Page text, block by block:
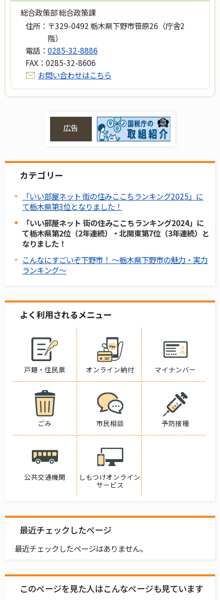
総合政策部 総合政策課
住所： 〒329-0492 栃木県下野市笹原26（庁舎2
階）
電話： 0285-32-8886
FAX： 0285-32-8606
お問い合わせはこちら
広告
カテゴリー
「いい部屋ネット 街の住みここちランキング2025」に
て栃木県第3位となりました！
「いい部屋ネット 街の住みここちランキング2024」に
て栃木県第2位（2年連続）・北関東第7位（3年連続）と
なりました！
こんなにすごいぞ下野市！ ～栃木県下野市の魅力・実力
ランキング～
よく利用されるメニュー
戸籍・住民票 オンライン納付 マイナンバー
ごみ 市民相談 予防接種
公共交通機関
しもつけオンライン
サービス
最近チェックしたページ
最近チェックしたページはありません。
このページを見た人はこんなページも見ています